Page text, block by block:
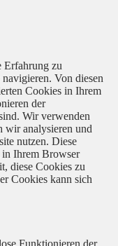
Erfahrung zu
Von diesen
Cookies in Ihrem
der
Wir verwenden
wir analysieren und
nutzen. Diese
Ihrem Browser
diese Cookies zu
Cookies kann sich
Funktionieren der